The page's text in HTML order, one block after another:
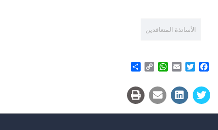
الأساتذة المتعاقدين
Facebook
Twitter
Email
WhatsApp
Copy